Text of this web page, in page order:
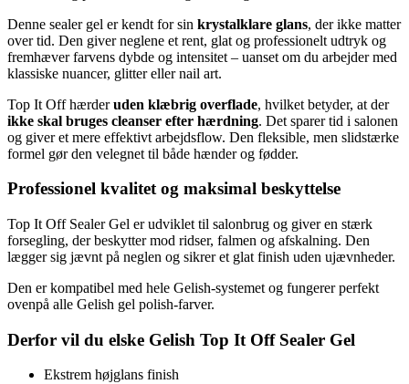
Denne sealer gel er kendt for sin krystalklare glans, der ikke matter
over tid. Den giver neglene et rent, glat og professionelt udtryk og
fremhæver farvens dybde og intensitet – uanset om du arbejder med
klassiske nuancer, glitter eller nail art.
Top It Off hærderuden klæbrig overflade, hvilket betyder, at der
ikke skal bruges cleanser efter hærdning. Det sparer tid i salonen
og giver et mere effektivt arbejdsflow. Den fleksible, men slidstærke
formel gør den velegnet til både hænder og fødder.
Professionel kvalitet og maksimal beskyttelse
Top It Off Sealer Gel er udviklet til salonbrug og giver en stærk
forsegling, der beskytter mod ridser, falmen og afskalning. Den
lægger sig jævnt på neglen og sikrer et glat finish uden ujævnheder.
Den er kompatibel med hele Gelish-systemet og fungerer perfekt
ovenpå alle Gelish gel polish-farver.
Derfor vil du elske Gelish Top It Off Sealer Gel
Ekstrem højglans finish